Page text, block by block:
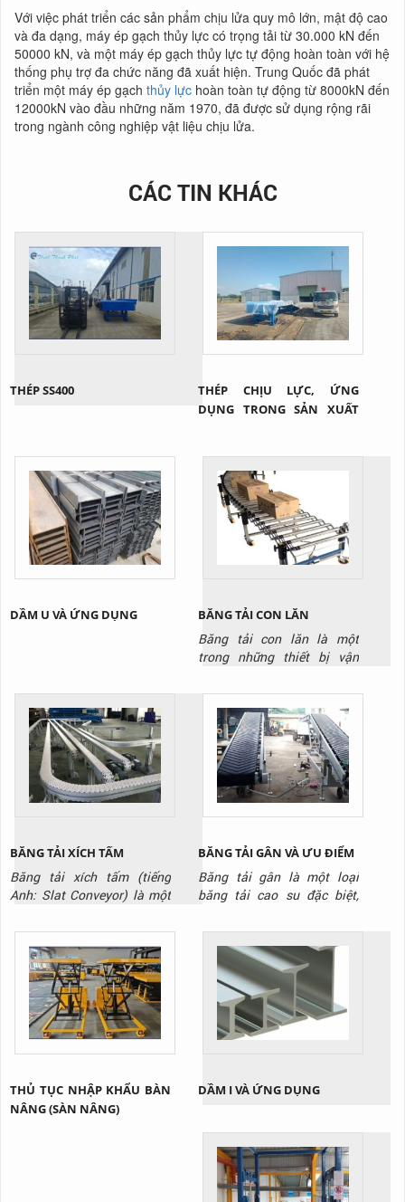
Với việc phát triển các sản phẩm chịu lửa quy mô lớn, mật độ cao
và đa dạng, máy ép gạch thủy lực có trọng tải từ 30.000 kN đến
50000 kN, và một máy ép gạch thủy lực tự động hoàn toàn với hệ
thống phụ trợ đa chức năng đã xuất hiện. Trung Quốc đã phát
triển một máy ép gạch thủy lực hoàn toàn tự động từ 8000kN đến
12000kN vào đầu những năm 1970, đã được sử dụng rộng rãi
trong ngành công nghiệp vật liệu chịu lửa.
CÁC TIN KHÁC
THÉP SS400
THÉP CHỊU LỰC, ỨNG
DỤNG TRONG SẢN XUẤT
DẦM U VÀ ỨNG DỤNG BĂNG TẢI CON LĂN
Băng tải con lăn là một
trong những thiết bị vận
trong các nhà kho và nhà
máy, kho hàng
BĂNG TẢI XÍCH TẤM
Băng tải xích tấm (tiếng
Anh: Slat Conveyor) là một
các tấm panel (tấm ván) kim
loại hoặc nhựa cứng được
gắn kết chặt chẽ với nhau
trên một hệ thống xích. Các
tấm này tạo thành một bề
mặt vận chuyển phẳng và
cứng cáp, khác biệt hoàn
toàn so...
BĂNG TẢI GÂN VÀ ƯU ĐIỂM
Băng tải gân là một loại
băng tải cao su đặc biệt,
(gân) trên bề mặt. Các gân
này có thể có nhiều hình
dạng khác nhau, như hình
chữ V, chữ T, hoặc gai, được
đúc liền với thân băng tải.
Mục đích chính của những
gân này là tạo ra ma sát...
THỦ TỤC NHẬP KHẨU BÀN
NÂNG (SÀN NÂNG)
DẦM I VÀ ỨNG DỤNG